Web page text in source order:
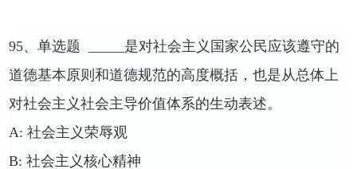
95、单选题
是对社会主义国家公民应该遵守的
道德基本原则和道德规范的高度概括，也是从总体上
对社会主义社会主导价值体系的生动表述。
A:社会主义荣辱观
B:社会主义核心精神